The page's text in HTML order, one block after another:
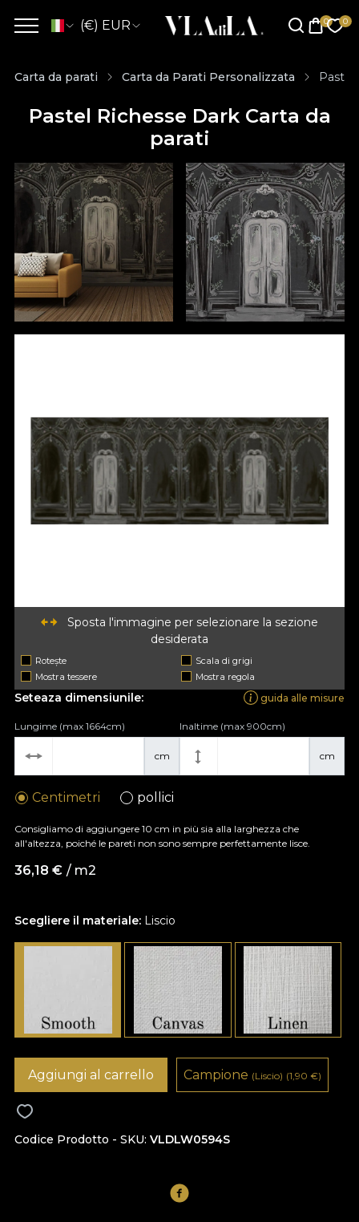
(€) EUR
Carta da parati Carta da Parati Personalizzata Pastel
Pastel Richesse Dark Carta da
parati
Sposta l'immagine per selezionare la sezione
desiderata
Rotește
Scala di grigi
Mostra tessere
Mostra regola
Scegliere il materiale: Liscio
Seteaza dimensiunile: guida alle misure
cm
Lungime (max 1664cm)
cm
Inaltime (max 900cm)
Centimetri pollici
Consigliamo di aggiungere 10 cm in più sia alla larghezza che
all'altezza, poiché le pareti non sono sempre perfettamente lisce.
36,18 € / m2
Codice Prodotto - SKU VLDLW0594S
Aggiungi al carrello Campione (Liscio) (1,90 €)